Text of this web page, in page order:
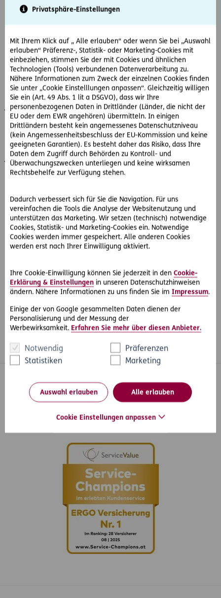
Privatsphäre-Einstellungen
Mit Ihrem Klick auf „ Alle erlauben“ oder wenn Sie bei „Auswahl
erlauben“ Präferenz-, Statistik- oder Marketing-Cookies mit
einbeziehen, stimmen Sie der mit Cookies und ähnlichen
Technologien (Tools) verbundenen Datenverarbeitung zu.
Nähere Informationen zum Zweck der einzelnen Cookies finden
Sie unter „Cookie Einstelllungen anpassen“. Gleichzeitig willigen
Sie ein (Art. 49 Abs. 1 lit a DSGVO), dass wir Ihre
personenbezogenen Daten in Drittländer (Länder, die nicht der
EU oder dem EWR angehören) übermitteln. In einigen
Drittländern besteht kein angemessenes Datenschutzniveau
(kein Angemessenheitsbeschluss der EU-Kommission und keine
geeigneten Garantien). Es besteht daher das Risiko, dass Ihre
Daten dem Zugriff durch Behörden zu Kontroll- und
Überwachungszwecken unterliegen und keine wirksamen
Rechtsbehelfe zur Verfügung stehen.
Dadurch verbessert sich für Sie die Navigation. Für uns
vereinfachen die Tools die Analyse der Websitenutzung und
unterstützen das Marketing. Wir setzen (technisch) notwendige
Cookies, Statistik- und Marketing-Cookies ein. Notwendige
Cookies werden immer gespeichert. Alle anderen Cookies
werden erst nach Ihrer Einwilligung aktiviert.
Ihre Cookie-Einwilligung können Sie jederzeit in den Cookie-
Erklärung & Einstellungen in unseren Datenschutzhinweisen
ändern. Nähere Informationen zu uns finden Sie im Impressum.
Einige der von Google gesammelten Daten dienen der
Personalisierung und der Messung der
Werbewirksamkeit. Erfahren Sie mehr über diesen Anbieter.
Notwendig
Präferenzen
Statistiken
Marketing
Auswahl erlauben Alle erlauben
Cookie Einstellungen anpassen
Was ist passiert?
Die Klägerin bucht ½ Jahr vor dem geplanten Reisebeginn
eine Kreuzfahrt plus Reisestorno-Versicherung.
Am Tag der Buchung ist die Klägerin nicht reisefähig, kann
jedoch bei einem komplikationslosen Heilungsverlauf nach
einer geplanten Operation damit rechnen, dass sie bis zum
Antritt der Reise gesund ist.
Die geplante Operation wird nach Buchung durchgeführt,
jedoch kommt es zu einem längeren Heilungsverlauf,
sodass die Klägerin im Zeitpunkt des Reiseantritts
tatsächlich die Reise nicht antreten kann.
Die Reisestorno-Versicherung verweigert die Zahlung.
#Rechtsprechung
#Versicherungsrecht
Whatsapp InstagramLinkedInBlog
Inhaltsübersicht
Unser Angebot